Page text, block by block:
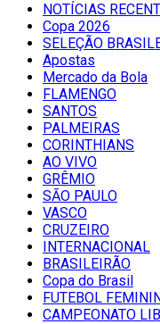
NOTÍCIAS
Copa 2026
SELEÇÃO
Apostas
Mercado da Bola
FLAMENGO
SANTOS
PALMEIRAS
CORINTHIANS
AO VIVO
GRÊMIO
SĀO PAULO
VASCO
CRUZEIRO
INTERNACIONAL
BRASILEIRÃO
Copa do Brasil
FUTEBOL
CAMPEONATO